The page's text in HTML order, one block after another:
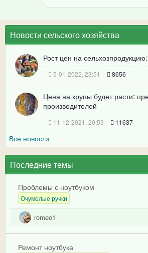
Новости сельского хозяйства
Рост цен на
5-01-2022, 23:51 8656
Цена на крупы будет расти:
производителей
11-12-2021, 20:59 11637
Все новости
Последние темы
Проблемы с ноутбуком
Очумелые ручки
romeo1
Ремонт ноутбука